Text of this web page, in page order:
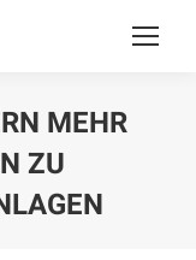
MEHR
ZU